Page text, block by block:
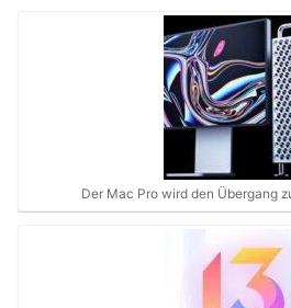
Der Mac Pro wird den Übergang